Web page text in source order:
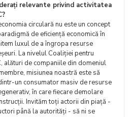
relevante privind activitatea
circulară nu este un concept
de eficiență economică în
luxul de a îngropa resurse
La nivelul Coaliției pentru
alături de companiile din domeniul
misiunea noastră este să
un consumator masiv de resurse
în care fiecare demolare
Invităm toți actorii din piață -
până la autorități - să ni se